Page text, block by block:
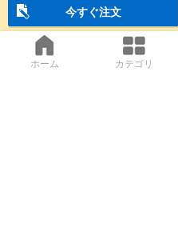
今すぐ注文
ホーム カテゴリ